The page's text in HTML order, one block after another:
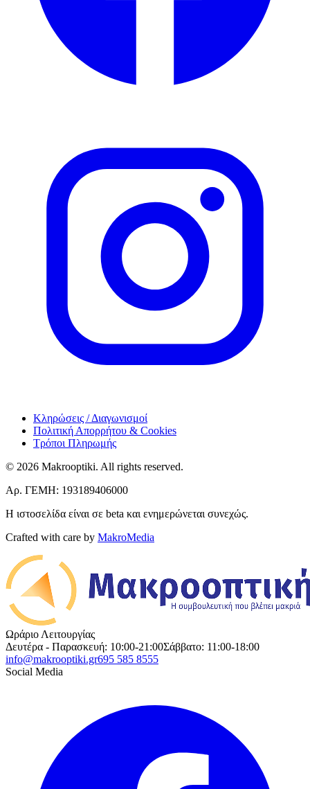
Κληρώσεις / Διαγωνισμοί
Πολιτική Απορρήτου & Cookies
Τρόποι Πληρωμής
© 2026 Makrooptiki. All rights reserved.
Αρ. ΓΕΜΗ: 193189406000
Η ιστοσελίδα είναι σε beta και ενημερώνεται συνεχώς.
Crafted with care by MakroMedia
Ωράριο Λειτουργίας
Δευτέρα - Παρασκευή: 10:00-21:00Σάββατο: 11:00-18:00
info@makrooptiki.gr695 585 8555
Social Media